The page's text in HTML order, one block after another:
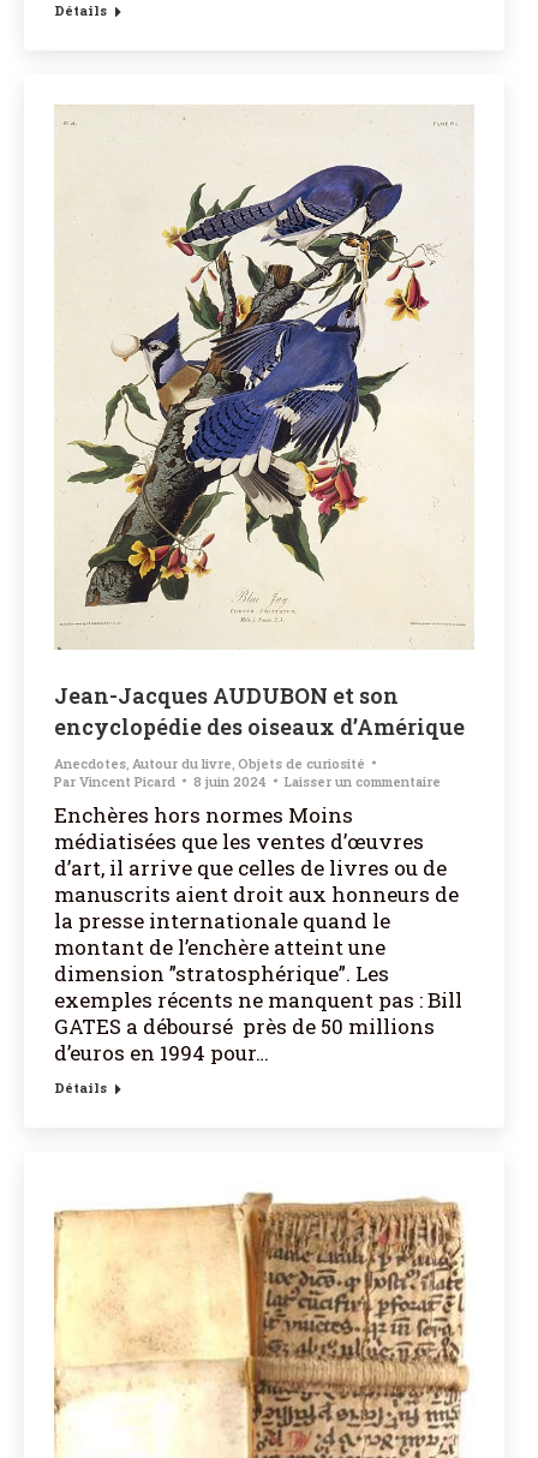
Détails
Jean-Jacques AUDUBON et son
encyclopédie des oiseaux d’Amérique
Anecdotes Autour du livre Objets de curiosité
Par Vincent Picard 8 juin 2024 Laisser un commentaire
Enchères hors normes Moins
médiatisées que les ventes d’œuvres
d’art, il arrive que celles de livres ou de
manuscrits aient droit aux honneurs de
la presse internationale quand le
montant de l’enchère atteint une
dimension ”stratosphérique”. Les
exemples récents ne manquent pas : Bill
GATES a déboursé près de 50 millions
d’euros en 1994 pour…
Détails